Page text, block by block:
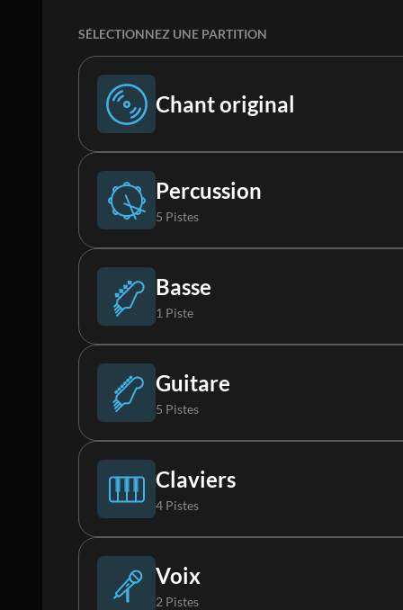
SÉLECTIONNEZ UNE PARTITION
Chant original
Chant original
Percussion
5 Pistes
Batterie
FX
Tambourin 1
Shaker
Basse
1 Piste
Basse
Guitare
5 Pistes
Guitare acoustique
Guitare électrique 1
Claviers
4 Pistes
Piano
Voix
2 Pistes